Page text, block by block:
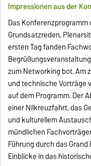
Impressionen aus der
Das
Grundsatzreden,
ersten Tag fanden
zum Networking bot. Am
und technische Vorträge
auf dem Programm. Der
einer Nilkreuzfahrt, das
und kulturellem
mündlichen
Führung durch das
Einblicke in das